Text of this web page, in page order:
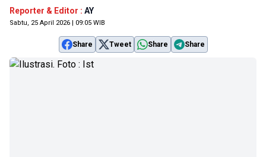
Reporter & Editor : AY
Sabtu, 25 April 2026 | 09:05 WIB
Share Tweet Share Share